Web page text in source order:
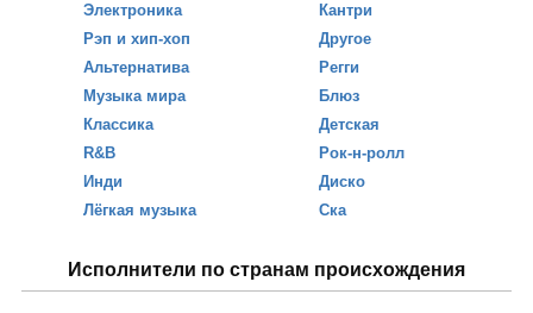
Электроника
Рэп и хип-хоп
Альтернатива
Музыка мира
Классика
R&B
Инди
Лёгкая музыка
Кантри
Другое
Регги
Блюз
Детская
Рок-н-ролл
Диско
Ска
Исполнители по странам происхождения